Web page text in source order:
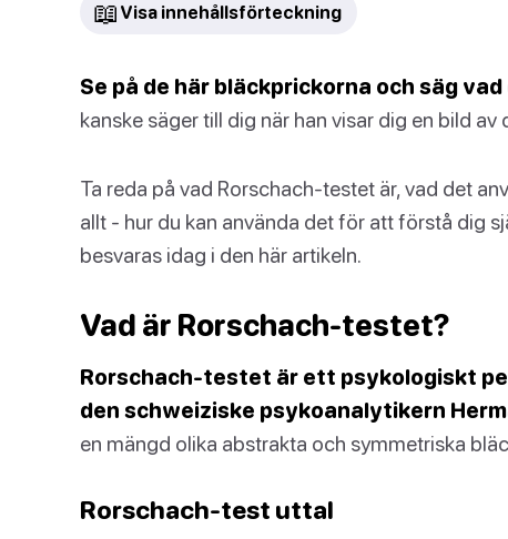
📖 Visa innehållsförteckning
Se på de här bläckprickorna och säg vad
kanske säger till dig när han visar dig en bild
Ta reda på vad Rorschach-testet är, vad det
allt - hur du kan använda det för att förstå dig
besvaras idag i den här artikeln.
Vad är Rorschach-testet?
Rorschach-testet är ett psykologiskt
den schweiziske psykoanalytikern
en mängd olika abstrakta och symmetriska
Rorschach-test uttal